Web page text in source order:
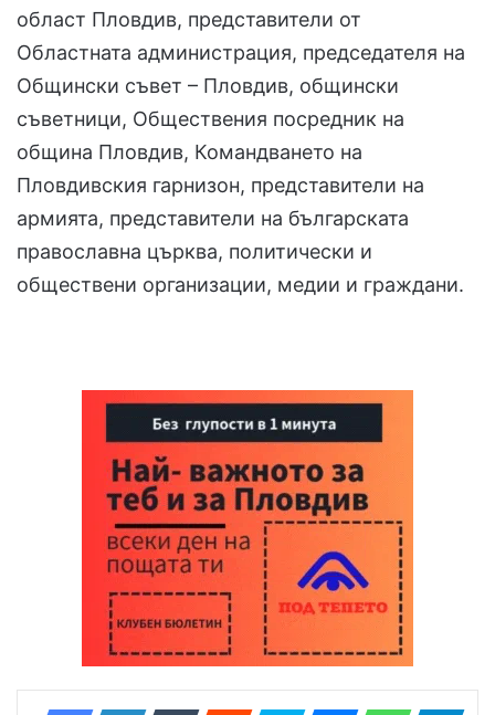
област Пловдив, представители от
Областната администрация, председателя на
Общински съвет – Пловдив, общински
съветници, Обществения посредник на
община Пловдив, Командването на
Пловдивския гарнизон, представители на
армията, представители на българската
православна църква, политически и
обществени организации, медии и граждани.